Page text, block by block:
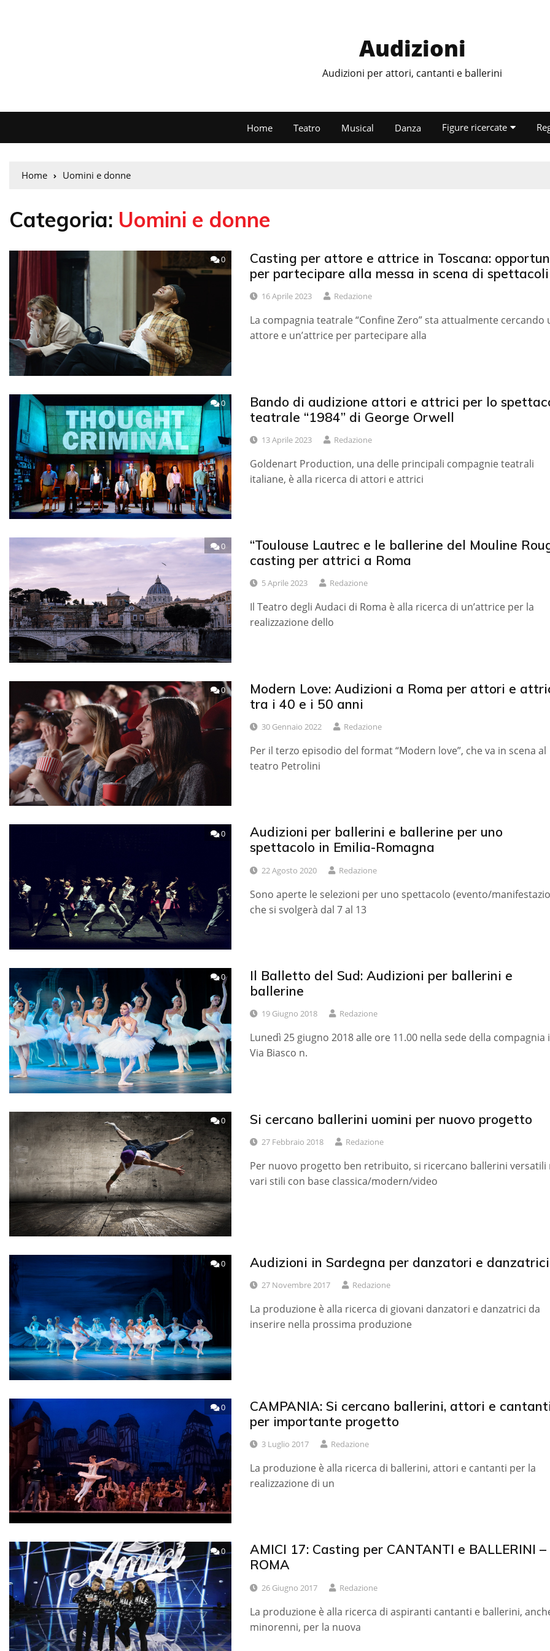
Audizioni
Audizioni per attori, cantanti e ballerini
Home Teatro Musical Danza Figure ricercate
Home Uomini e donne
Categoria: Uomini e donne
0
Casting per attore e attrice in Toscana:
per partecipare alla messa in scena di spettacoli
16 Aprile 2023 Redazione
La compagnia teatrale “Confine Zero” sta attualmente cercando
attore e un’attrice per partecipare alla
0
Bando di audizione attori e attrici per lo
teatrale “1984” di George Orwell
13 Aprile 2023 Redazione
Goldenart Production, una delle principali compagnie teatrali
italiane, è alla ricerca di attori e attrici
0
“Toulouse Lautrec e le ballerine del Mouline
casting per attrici a Roma
5 Aprile 2023 Redazione
Il Teatro degli Audaci di Roma è alla ricerca di un’attrice per la
realizzazione dello
0
Modern Love: Audizioni a Roma per attori e
tra i 40 e i 50 anni
30 Gennaio 2022 Redazione
Per il terzo episodio del format “Modern love”, che va in scena al
teatro Petrolini
0
Audizioni per ballerini e ballerine per uno
spettacolo in Emilia-Romagna
22 Agosto 2020 Redazione
Sono aperte le selezioni per uno spettacolo (evento/
che si svolgerà dal 7 al 13
0
Il Balletto del Sud: Audizioni per ballerini e
ballerine
19 Giugno 2018 Redazione
Lunedì 25 giugno 2018 alle ore 11.00 nella sede della compagnia
Via Biasco n.
0 Si cercano ballerini uomini per nuovo progetto
27 Febbraio 2018 Redazione
Per nuovo progetto ben retribuito, si ricercano ballerini versatili
vari stili con base classica/modern/video
0 Audizioni in Sardegna per danzatori e danzatrici
27 Novembre 2017 Redazione
La produzione è alla ricerca di giovani danzatori e danzatrici da
inserire nella prossima produzione
0
CAMPANIA: Si cercano ballerini, attori e
per importante progetto
3 Luglio 2017 Redazione
La produzione è alla ricerca di ballerini, attori e cantanti per la
realizzazione di un
0
AMICI 17: Casting per CANTANTI e BALLERINI –
ROMA
26 Giugno 2017 Redazione
La produzione è alla ricerca di aspiranti cantanti e ballerini,
minorenni, per la nuova